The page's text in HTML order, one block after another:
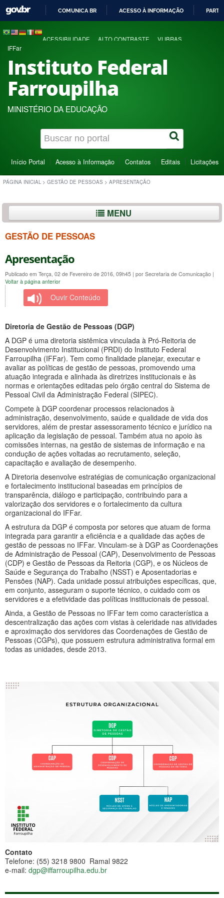
COMUNICA BR ACESSO À INFORMAÇÃO
ACESSIBILIDADE ALTO CONTRASTE VLIBRAS
IFFar
Instituto Federal
Farroupilha
MINISTÉRIO DA EDUCAÇÃO
Início Portal Acesso à Informação Contatos Editais Licitações
PÁGINA INICIAL > GESTÃO DE PESSOAS > APRESENTAÇÃO
MENU
GESTÃO DE PESSOAS
Apresentação
Publicado em Terça, 02 de Fevereiro de 2016, 09h45 | por Secretaria de Comunicação |
Voltar à página anterior
Ouvir Conteúdo
Diretoria de Gestão de Pessoas (DGP)
A DGP é uma diretoria sistêmica vinculada à Pró-Reitoria de
Desenvolvimento Institucional (PRDI) do Instituto Federal
Farroupilha (IFFar). Tem como finalidade planejar, executar e
avaliar as políticas de gestão de pessoas, promovendo uma
atuação integrada e alinhada às diretrizes institucionais e às
normas e orientações editadas pelo órgão central do Sistema de
Pessoal Civil da Administração Federal (SIPEC).
Compete à DGP coordenar processos relacionados à
administração, desenvolvimento, saúde e qualidade de vida dos
servidores, além de prestar assessoramento técnico e jurídico na
aplicação da legislação de pessoal. Também atua no apoio às
comissões internas, na gestão de sistemas de informação e na
condução de ações voltadas ao recrutamento, seleção,
capacitação e avaliação de desempenho.
A Diretoria desenvolve estratégias de comunicação organizacional
e fortalecimento institucional baseadas em princípios de
transparência, diálogo e participação, contribuindo para a
valorização dos servidores e o fortalecimento da cultura
organizacional do IFFar.
A estrutura da DGP é composta por setores que atuam de forma
integrada para garantir a eficiência e a qualidade das ações de
gestão de pessoas no IFFar. Vinculam-se à DGP as Coordenações
de Administração de Pessoal (CAP), Desenvolvimento de Pessoas
(CDP) e Gestão de Pessoas da Reitoria (CGP), e os Núcleos de
Saúde e Segurança do Trabalho (NSST) e Aposentadorias e
Pensões (NAP). Cada unidade possui atribuições específicas, que,
em conjunto, asseguram o suporte técnico, o cuidado com os
servidores e a efetividade das políticas institucionais de pessoal.
Ainda, a Gestão de Pessoas no IFFar tem como característica a
descentralização das ações com vistas à celeridade nas atividades
e aproximação dos servidores das Coordenações de Gestão de
Pessoas (CGPs), que possuem estrutura administrativa formal em
todas as unidades, desde 2013.
Contato
Telefone: (55) 3218 9800 Ramal 9822
e-mail: dgp@iffarroupilha.edu.br